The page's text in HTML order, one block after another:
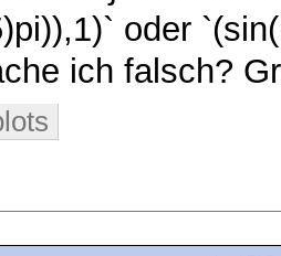
oder
ich falsch?